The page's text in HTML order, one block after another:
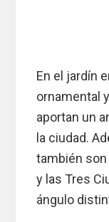
En el jardín
ornamental
aportan un
la ciudad.
también son
y las Tres
ángulo